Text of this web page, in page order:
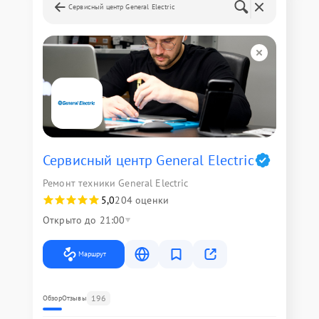
Сервисный центр General Electric
Сервисный центр General Electric
Ремонт техники General Electric
5,0204 оценки
Открыто до 21:00
Маршрут
ОбзорОтзывы 196